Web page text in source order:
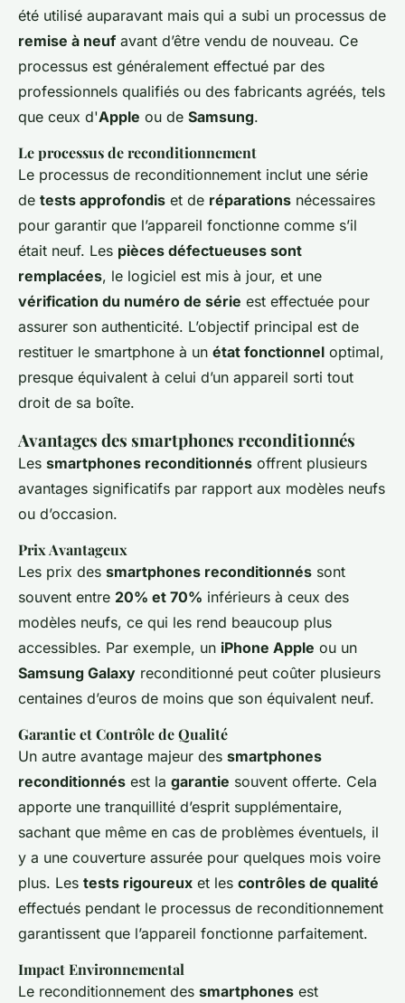
été utilisé auparavant mais qui a subi un processus de
remise à neuf avant d’être vendu de nouveau. Ce
processus est généralement effectué par des
professionnels qualifiés ou des fabricants agréés, tels
que ceux d'Apple ou de Samsung.
Le processus de reconditionnement
Le processus de reconditionnement inclut une série
de tests approfondis et de réparations nécessaires
pour garantir que l’appareil fonctionne comme s’il
était neuf. Les pièces défectueuses sont
remplacées, le logiciel est mis à jour, et une
vérification du numéro de série est effectuée pour
assurer son authenticité. L’objectif principal est de
restituer le smartphone à un état fonctionnel optimal,
presque équivalent à celui d’un appareil sorti tout
droit de sa boîte.
Avantages des smartphones reconditionnés
Les smartphones reconditionnés offrent plusieurs
avantages significatifs par rapport aux modèles neufs
ou d’occasion.
Prix Avantageux
Les prix des smartphones reconditionnés sont
souvent entre 20% et 70% inférieurs à ceux des
modèles neufs, ce qui les rend beaucoup plus
accessibles. Par exemple, un iPhone Apple ou un
Samsung Galaxy reconditionné peut coûter plusieurs
centaines d’euros de moins que son équivalent neuf.
Garantie et Contrôle de Qualité
Un autre avantage majeur des smartphones
reconditionnés est la garantie souvent offerte. Cela
apporte une tranquillité d’esprit supplémentaire,
sachant que même en cas de problèmes éventuels, il
y a une couverture assurée pour quelques mois voire
plus. Les tests rigoureux et les contrôles de qualité
effectués pendant le processus de reconditionnement
garantissent que l’appareil fonctionne parfaitement.
Impact Environnemental
Le reconditionnement des smartphones est